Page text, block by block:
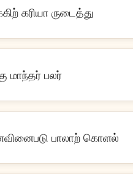
கரியா ருடைத்து
மாந்தர் பலர்
பாலாற் கொளல்